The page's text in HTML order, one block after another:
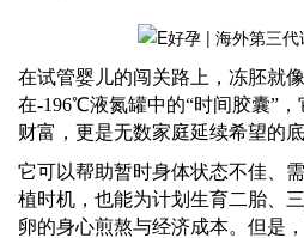
在试管婴儿的闯关路上，冻胚就
在-196℃液氮罐中的“时间胶囊”
财富，更是无数家庭延续希望的底
它可以帮助暂时身体状态不佳、
植时机，也能为计划生育二胎、
卵的身心煎熬与经济成本。但是